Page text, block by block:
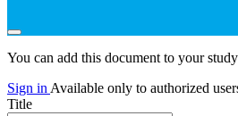
You can add this document to your
Sign in Available only to authorized
Title